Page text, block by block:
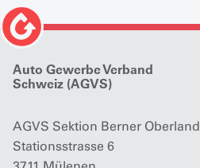
Auto Gewerbe Verband
Schweiz (AGVS)
AGVS Sektion Berner Oberland
Stationsstrasse 6